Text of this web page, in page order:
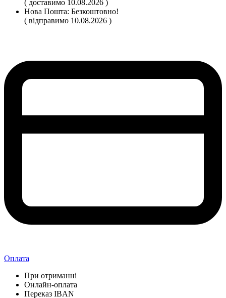
( доставимо 10.08.2026 )
Нова Пошта: Безкоштовно!
( відправимо 10.08.2026 )
Оплата
При отриманні
Онлайн-оплата
Переказ IBAN